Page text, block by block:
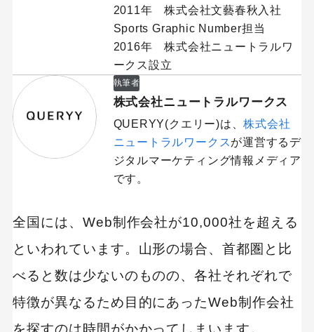
2011年 株式会社文藝春秋入社
Sports Graphic Number担当
2016年 株式会社ニュートラルワ
ークス設立
執筆者
株式会社ニュートラルワークス
QUERYY(クエリー)は、株式会社
ニュートラルワークスが運営するデ
ジタルマーケティング情報メディア
です。
全国には、Web制作会社が10,000社を超える
といわれています。山形の場合、首都圏と比
べると数は少ないのものの、各社それぞれで
特徴が異なるため目的にあったWeb制作会社
を探すのは時間がかかってしまいます。